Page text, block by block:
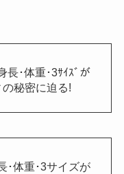
長･体重･3ｻｲｽﾞが
秘密に迫る!
･体重･3サイズが